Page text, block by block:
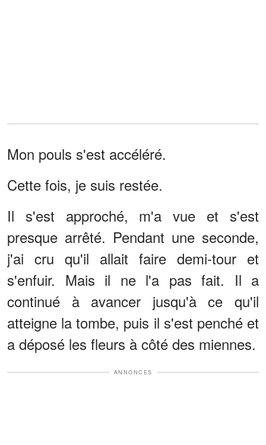
Mon pouls s'est accéléré.
Cette fois, je suis restée.
Il s'est approché, m'a vue et s'est
presque arrêté. Pendant une seconde,
j'ai cru qu'il allait faire demi-tour et
s'enfuir. Mais il ne l'a pas fait. Il a
continué à avancer jusqu'à ce qu'il
atteigne la tombe, puis il s'est penché et
a déposé les fleurs à côté des miennes.
ANNONCES